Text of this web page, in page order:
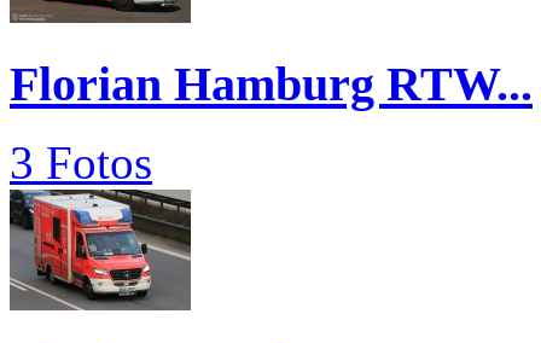
Florian Hamburg RTW...
3 Fotos